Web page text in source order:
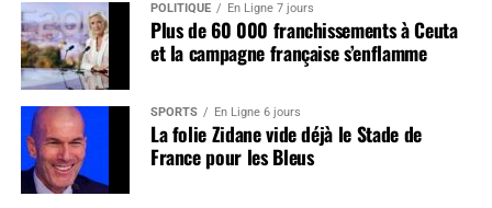
POLITIQUE En Ligne 7 jours
Plus de 60 000 franchissements à Ceuta
et la campagne française s’enflamme
SPORTS En Ligne 6 jours
La folie Zidane vide déjà le Stade de
France pour les Bleus